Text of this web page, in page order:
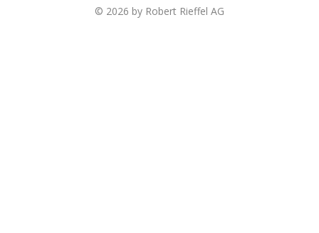
© 2026 by Robert Rieffel AG